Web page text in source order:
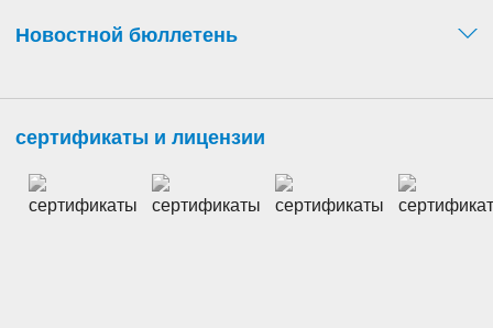
Новостной бюллетень
сертификаты и лицензии